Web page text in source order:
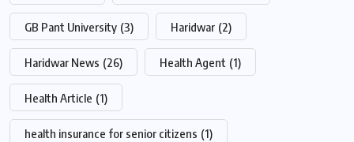
GB Pant University (3) Haridwar (2)
Haridwar News (26) Health Agent (1)
Health Article (1)
health insurance for senior citizens (1)